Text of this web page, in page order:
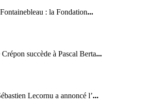
: la Fondation...
succède à Pascal Berta...
Lecornu a annoncé l’...